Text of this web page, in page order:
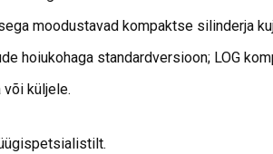
moodustavad kompaktse silinderja
hoiukohaga standardversioon; LOG
küljele.